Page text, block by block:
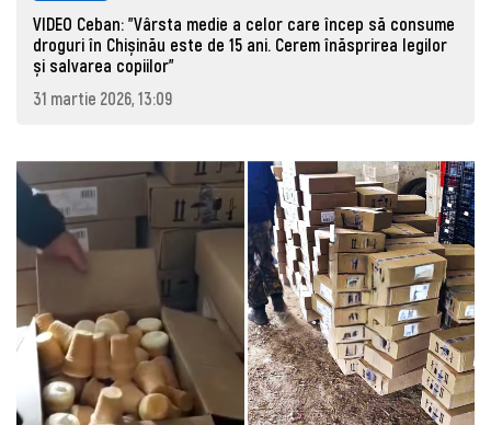
VIDEO Ceban: "Vârsta medie a celor care încep să consume
droguri în Chișinău este de 15 ani. Cerem înăsprirea legilor
și salvarea copiilor"
31 martie 2026, 13:09